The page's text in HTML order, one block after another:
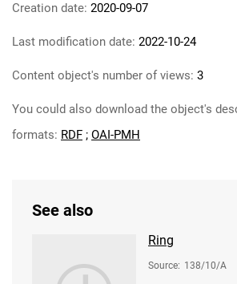
Creation date: 2020-09-07
Last modification date: 2022-10-24
Content object's number of views: 3
You could also download the object's
formats: RDF ; OAI-PMH
See also
Ring
Source: 138/10/A